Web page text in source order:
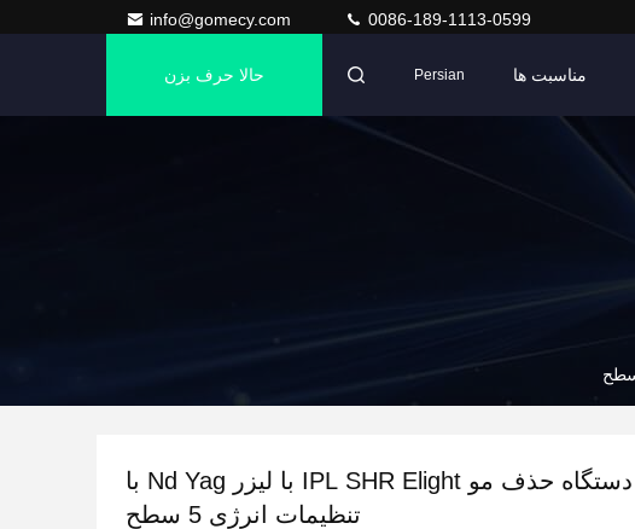
info@gomecy.com 0086-189-1113-0599
مناسبت ها Persian حالا حرف بزن
دستگاه حذف مو IPL SHR Elight با ليزر Nd Yag با
تنظیمات انرژی 5 سطح